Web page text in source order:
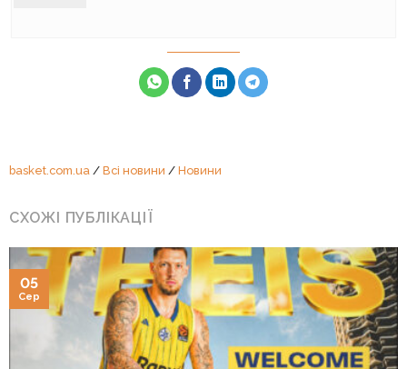
basket.com.ua/ Всі новини / Новини
СХОЖІ ПУБЛІКАЦІЇ
05
Сер